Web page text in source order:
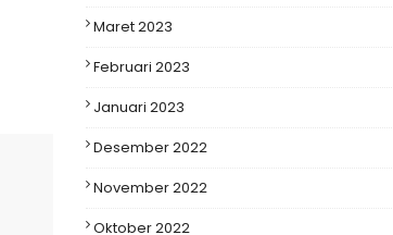
Maret 2023
Februari 2023
Januari 2023
Desember 2022
November 2022
Oktober 2022